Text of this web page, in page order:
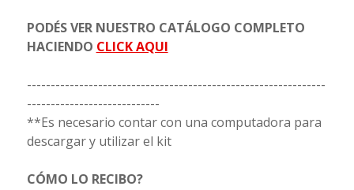
PODÉS VER NUESTRO CATÁLOGO COMPLETO
HACIENDO CLICK AQUI
---------------------------------------------------------------
----------------------------
**Es necesario contar con una computadora para
descargar y utilizar el kit
CÓMO LO RECIBO?